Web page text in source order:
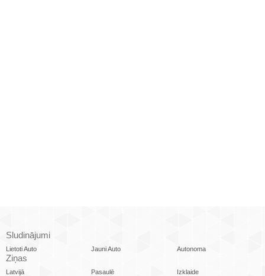
Sludinājumi
Lietoti Auto Jauni Auto Autonoma
Ziņas
Latvijā Pasaulē
Izklaide